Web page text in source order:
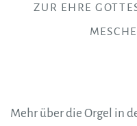
ZUR EHRE
Mehr über die Orgel in